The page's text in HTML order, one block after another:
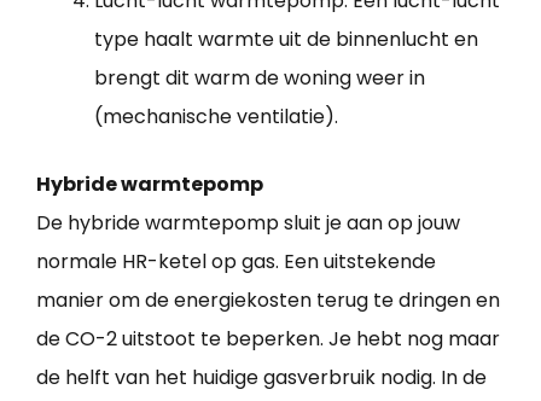
type haalt warmte uit de binnenlucht en
brengt dit warm de woning weer in
(mechanische ventilatie).
Hybride warmtepomp
De hybride warmtepomp sluit je aan op jouw
normale HR-ketel op gas. Een uitstekende
manier om de energiekosten terug te dringen en
de CO-2 uitstoot te beperken. Je hebt nog maar
de helft van het huidige gasverbruik nodig. In de